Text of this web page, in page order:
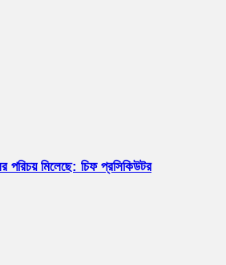
পরিচয় মিলেছে: চিফ প্রসিকিউটর